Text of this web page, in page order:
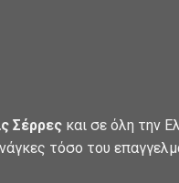
Σέρρες και σε όλη την
τόσο του